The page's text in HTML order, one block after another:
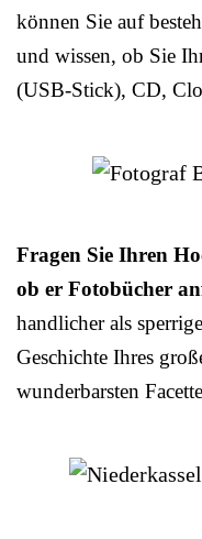
können Sie auf
und wissen, ob Sie
(USB-Stick), CD,
Fragen Sie Ihren
ob er Fotobücher
handlicher als
Geschichte Ihres
wunderbarsten